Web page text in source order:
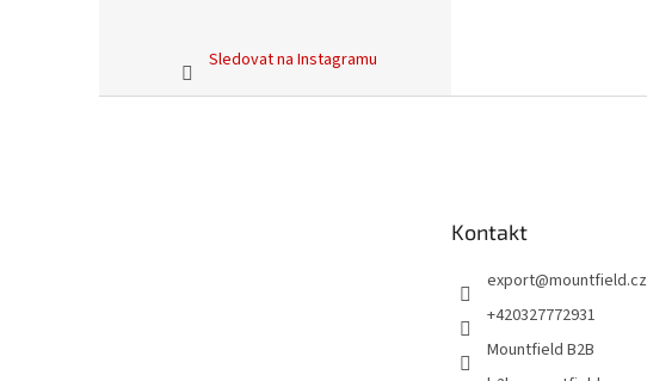
Sledovat na Instagramu
Kontakt
export@mountfield.cz
+420327772931
Mountfield B2B